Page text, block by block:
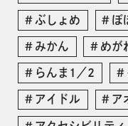
ぶしょめ ぽ
みかん めが
らんま1／2
アイドル ア